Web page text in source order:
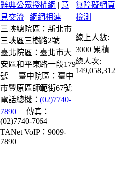
辭典公眾授權網 | 意
見交流 | 網網相連
三峽總院區：新北市
三峽區三樹路2號
臺北院區：臺北市大
安區和平東路一段179
號
臺中院區：臺中
市豐原區師範街67號
電話總機： (02)7740-
7890
傳真：
(02)7740-7064
TANet VoIP：9009-
7890
線上人數:
3000 累積
總人次:
149,058,312